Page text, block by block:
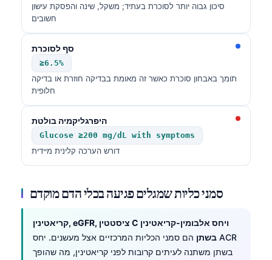
סיכון גבוה יותר לסוכרת בעתיד; משקל, שינה והפסקת עישון
חשובים
סף לסוכרת
≥6.5%
תומך באבחון סוכרת כאשר זה מאומת בבדיקה חוזרת או בדיקה
חלופית
היפרגליקמיה בולטת
Glucose ≥200 mg/dL with symptoms
דורש הערכה קלינית מיידית
סמני כליות שמגלים פגיעה בכלי הדם מוקדם
קריאטינין, eGFR, ציסטטין C ויחס אלבומין-קריאטינין
בשתן הם סמני הכליות המרכזיים אצל מעשנים. יחס ACR
בשתן משתנה לעיתים קרובות לפני קריאטינין, מה שהופך
ಕನ್ನಡ
Bahasa Melayu
Tiếng Việt
Tagalog
ไทย
ဗမာစာ
ភាសាខ្មែរ
Kiswahili
አማርኛ
O‘zbekcha